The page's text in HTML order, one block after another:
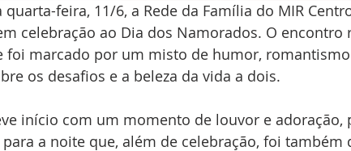
feira, 11/6, a Rede da Família do MIR
celebração ao Dia dos Namorados. O encontro
foi marcado por um misto de humor,
os desafios e a beleza da vida a dois.
início com um momento de louvor e adoração,
a noite que, além de celebração, foi também